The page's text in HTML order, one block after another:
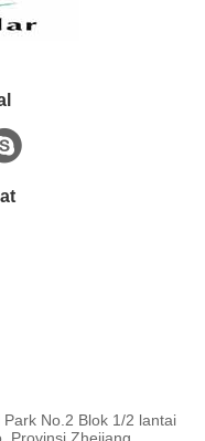
No.2 Blok 1/2 lantai